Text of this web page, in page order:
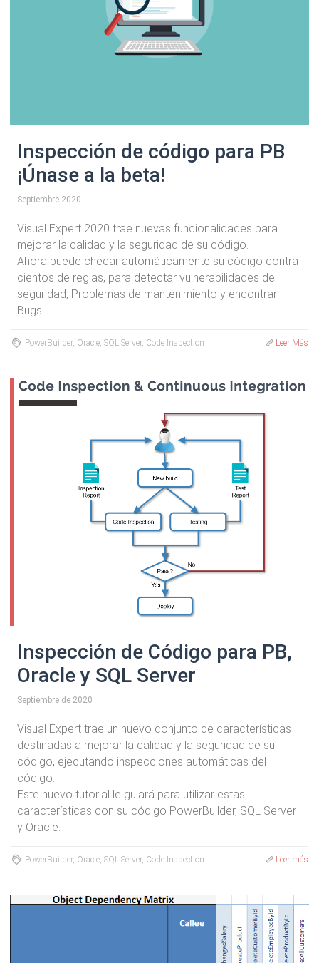
Inspección de código para PB
¡Únase a la beta!
Septiembre 2020
Visual Expert 2020 trae nuevas funcionalidades para
mejorar la calidad y la seguridad de su código.
Ahora puede checar automáticamente su código contra
cientos de reglas, para detectar vulnerabilidades de
seguridad, Problemas de mantenimiento y encontrar
Bugs.
PowerBuilder, Oracle, SQL Server, Code Inspection Leer Más
Inspección de Código para PB,
Oracle y SQL Server
Septiembre de 2020
Visual Expert trae un nuevo conjunto de características
destinadas a mejorar la calidad y la seguridad de su
código, ejecutando inspecciones automáticas del
código.
Este nuevo tutorial le guiará para utilizar estas
características con su código PowerBuilder, SQL Server
y Oracle.
PowerBuilder, Oracle, SQL Server, Code Inspection Leer más